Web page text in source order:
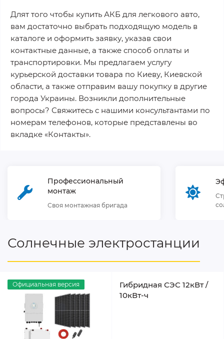
Длят того чтобы купить АКБ для легкового авто,
вам достаточно выбрать подходящую модель в
каталоге и оформить заявку, указав свои
контактные данные, а также способ оплаты и
транспортировки. Мы предлагаем услугу
курьерской доставки товара по Киеву, Киевской
области, а также отправим вашу покупку в другие
города Украины. Возникли дополнительные
вопросы? Свяжитесь с нашими консультантами по
номерам телефонов, которые представлены во
вкладке «Контакты».
Профессиональный
монтаж
Своя монтажная бригада
Солнечные электростанции
Официальная версия
Гибридная СЭС 12кВт /
10кВт-ч